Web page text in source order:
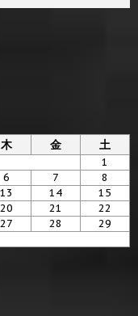
木 金 土
1
6 7
8
13 14
15
20 21
22
27 28
29